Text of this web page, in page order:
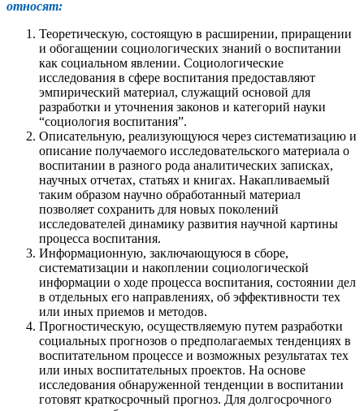
относят:
Теоретическую, состоящую в расширении, приращении
и обогащении социологических знаний о воспитании
как социальном явлении. Социологические
исследования в сфере воспитания предоставляют
эмпирический материал, служащий основой для
разработки и уточнения законов и категорий науки
“социология воспитания”.
Описательную, реализующуюся через систематизацию и
описание получаемого исследовательского материала о
воспитании в разного рода аналитических записках,
научных отчетах, статьях и книгах. Накапливаемый
таким образом научно обработанный материал
позволяет сохранить для новых поколений
исследователей динамику развития научной картины
процесса воспитания.
Информационную, заключающуюся в сборе,
систематизации и накоплении социологической
информации о ходе процесса воспитания, состоянии дел
в отдельных его направлениях, об эффективности тех
или иных приемов и методов.
Прогностическую, осуществляемую путем разработки
социальных прогнозов о предполагаемых тенденциях в
воспитательном процессе и возможных результатах тех
или иных воспитательных проектов. На основе
исследования обнаруженной тенденции в воспитании
готовят краткосрочный прогноз. Для долгосрочного